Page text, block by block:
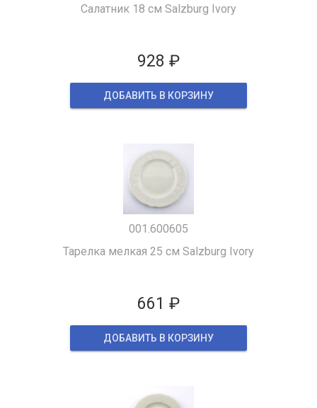
Салатник 18 см Salzburg Ivory
928 ₽
ДОБАВИТЬ В КОРЗИНУ
001.600605
Тарелка мелкая 25 см Salzburg Ivory
661 ₽
ДОБАВИТЬ В КОРЗИНУ